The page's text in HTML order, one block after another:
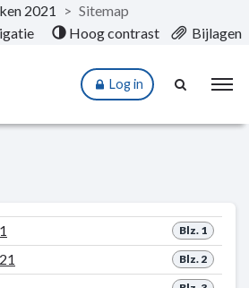
2021 > Sitemap
Hoog contrast Bijlagen
Log in
Blz. 1
Blz. 2